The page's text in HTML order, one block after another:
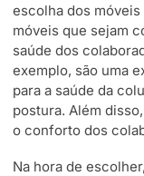
escolha dos
móveis que sejam
saúde dos
exemplo, são uma
para a saúde da
postura. Além
o conforto dos
Na hora de